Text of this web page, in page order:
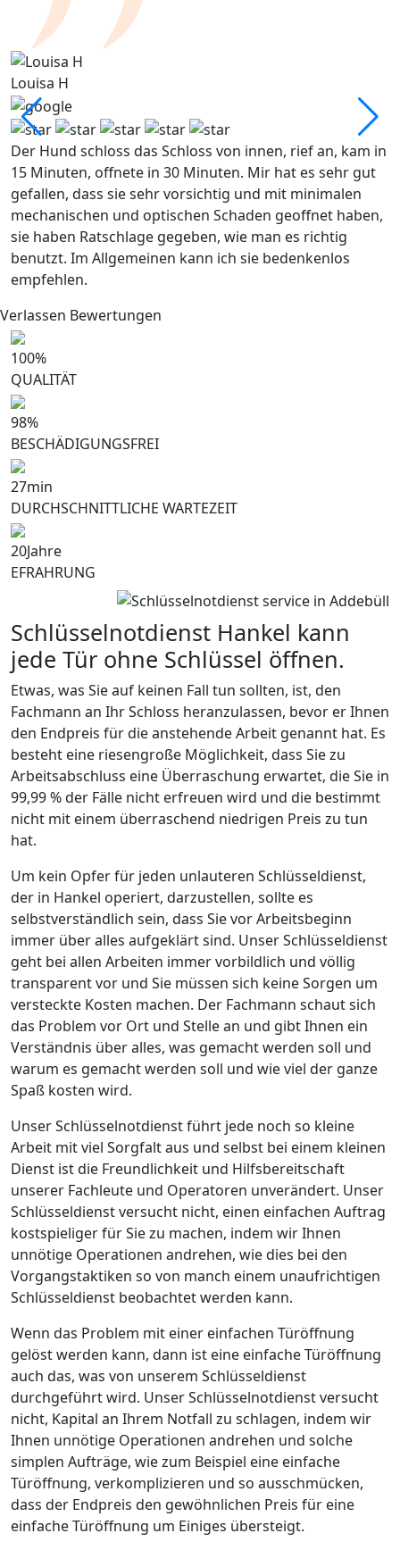
Louisa H
Der Hund schloss das Schloss von innen, rief an, kam in
15 Minuten, offnete in 30 Minuten. Mir hat es sehr gut
gefallen, dass sie sehr vorsichtig und mit minimalen
mechanischen und optischen Schaden geoffnet haben,
sie haben Ratschlage gegeben, wie man es richtig
benutzt. Im Allgemeinen kann ich sie bedenkenlos
empfehlen.
Verlassen Bewertungen
100%
QUALITÄT
98%
BESCHÄDIGUNGSFREI
27min
DURCHSCHNITTLICHE WARTEZEIT
20Jahre
EFRAHRUNG
Schlüsselnotdienst Hankel kann
jede Tür ohne Schlüssel öffnen.
Etwas, was Sie auf keinen Fall tun sollten, ist, den
Fachmann an Ihr Schloss heranzulassen, bevor er Ihnen
den Endpreis für die anstehende Arbeit genannt hat. Es
besteht eine riesengroße Möglichkeit, dass Sie zu
Arbeitsabschluss eine Überraschung erwartet, die Sie in
99,99 % der Fälle nicht erfreuen wird und die bestimmt
nicht mit einem überraschend niedrigen Preis zu tun
hat.
Um kein Opfer für jeden unlauteren Schlüsseldienst,
der in Hankel operiert, darzustellen, sollte es
selbstverständlich sein, dass Sie vor Arbeitsbeginn
immer über alles aufgeklärt sind. Unser Schlüsseldienst
geht bei allen Arbeiten immer vorbildlich und völlig
transparent vor und Sie müssen sich keine Sorgen um
versteckte Kosten machen. Der Fachmann schaut sich
das Problem vor Ort und Stelle an und gibt Ihnen ein
Verständnis über alles, was gemacht werden soll und
warum es gemacht werden soll und wie viel der ganze
Spaß kosten wird.
Unser Schlüsselnotdienst führt jede noch so kleine
Arbeit mit viel Sorgfalt aus und selbst bei einem kleinen
Dienst ist die Freundlichkeit und Hilfsbereitschaft
unserer Fachleute und Operatoren unverändert. Unser
Schlüsseldienst versucht nicht, einen einfachen Auftrag
kostspieliger für Sie zu machen, indem wir Ihnen
unnötige Operationen andrehen, wie dies bei den
Vorgangstaktiken so von manch einem unaufrichtigen
Schlüsseldienst beobachtet werden kann.
Wenn das Problem mit einer einfachen Türöffnung
gelöst werden kann, dann ist eine einfache Türöffnung
auch das, was von unserem Schlüsseldienst
durchgeführt wird. Unser Schlüsselnotdienst versucht
nicht, Kapital an Ihrem Notfall zu schlagen, indem wir
Ihnen unnötige Operationen andrehen und solche
simplen Aufträge, wie zum Beispiel eine einfache
Türöffnung, verkomplizieren und so ausschmücken,
dass der Endpreis den gewöhnlichen Preis für eine
einfache Türöffnung um Einiges übersteigt.